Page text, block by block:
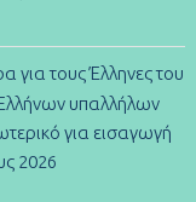
για τους Έλληνες του
υπαλλήλων
για εισαγωγή
2026